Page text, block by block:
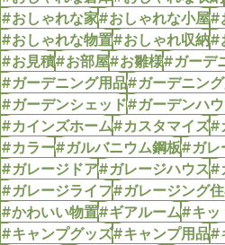
#おしゃれな家#おしゃれな小屋#
#おしゃれな物置#おしゃれ収納#
#お見積#お部屋#お雛様#ガーデ
#ガーデニング用品#ガーデニン
#ガーデンシェッド#ガーデンハ
#カインズホーム#カスタマイズ#
#カラー#ガルバニウム鋼板#ガレ
#ガレージドア#ガレージハウス#
#ガレージライフ#ガレージング
#かわいい物置#ギアルーム#キッ
#キャンプグッズ#キャンプ用品#